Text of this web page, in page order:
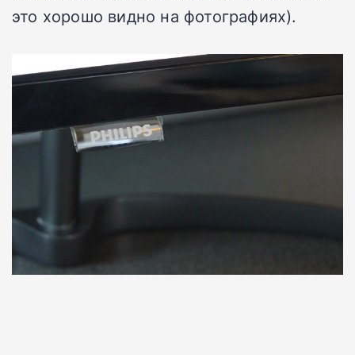
это хорошо видно на фотографиях).